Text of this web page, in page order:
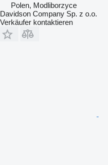
Polen, Modliborzyce
Davidson Company Sp. z o.o.
Verkäufer kontaktieren